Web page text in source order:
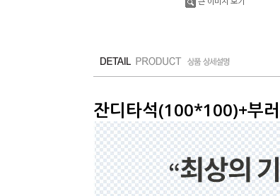
잔디타석(100*100)+부